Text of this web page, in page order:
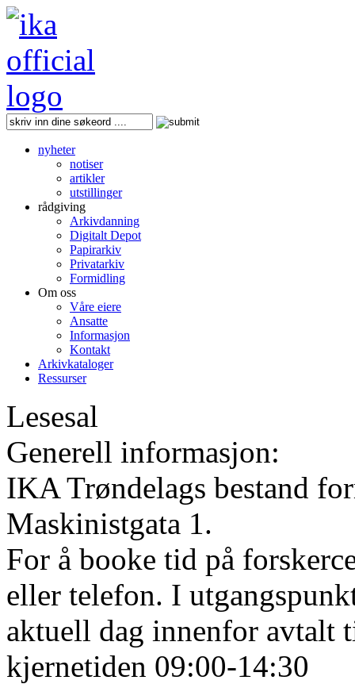
nyheter
notiser
artikler
utstillinger
rådgiving
Arkivdanning
Digitalt Depot
Papirarkiv
Privatarkiv
Formidling
Om oss
Våre eiere
Ansatte
Informasjon
Kontakt
Arkivkataloger
Ressurser
Lesesal
Generell informasjon:
IKA Trøndelags bestand
Maskinistgata 1.
For å booke tid på
eller telefon. I
aktuell dag innenfor avtalt
kjernetiden 09:00-14:30